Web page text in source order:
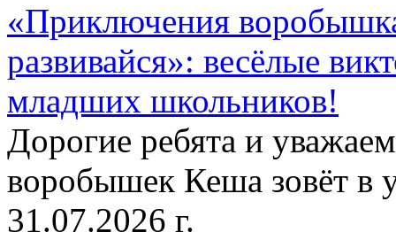
«Приключения
развивайся»: весёлые
младших школьников!
Дорогие ребята и
воробышек Кеша зовёт в
31.07.2026 г.